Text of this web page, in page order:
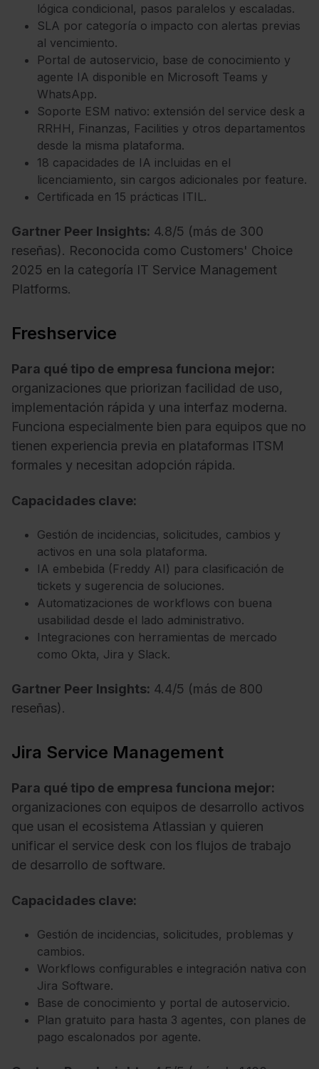
lógica condicional, pasos paralelos y escaladas.
SLA por categoría o impacto con alertas previas
al vencimiento.
Portal de autoservicio, base de conocimiento y
agente IA disponible en Microsoft Teams y
WhatsApp.
Soporte ESM nativo: extensión del service desk a
RRHH, Finanzas, Facilities y otros departamentos
desde la misma plataforma.
18 capacidades de IA incluidas en el
licenciamiento, sin cargos adicionales por feature.
Certificada en 15 prácticas ITIL.
Gartner Peer Insights: 4.8/5 (más de 300
reseñas). Reconocida como Customers' Choice
2025 en la categoría IT Service Management
Platforms.
Freshservice
Para qué tipo de empresa funciona mejor:
organizaciones que priorizan facilidad de uso,
implementación rápida y una interfaz moderna.
Funciona especialmente bien para equipos que no
tienen experiencia previa en plataformas ITSM
formales y necesitan adopción rápida.
Capacidades clave:
Gestión de incidencias, solicitudes, cambios y
activos en una sola plataforma.
IA embebida (Freddy AI) para clasificación de
tickets y sugerencia de soluciones.
Automatizaciones de workflows con buena
usabilidad desde el lado administrativo.
Integraciones con herramientas de mercado
como Okta, Jira y Slack.
Gartner Peer Insights: 4.4/5 (más de 800
reseñas).
Jira Service Management
Para qué tipo de empresa funciona mejor:
organizaciones con equipos de desarrollo activos
que usan el ecosistema Atlassian y quieren
unificar el service desk con los flujos de trabajo
de desarrollo de software.
Capacidades clave:
Gestión de incidencias, solicitudes, problemas y
cambios.
Workflows configurables e integración nativa con
Jira Software.
Base de conocimiento y portal de autoservicio.
Plan gratuito para hasta 3 agentes, con planes de
pago escalonados por agente.